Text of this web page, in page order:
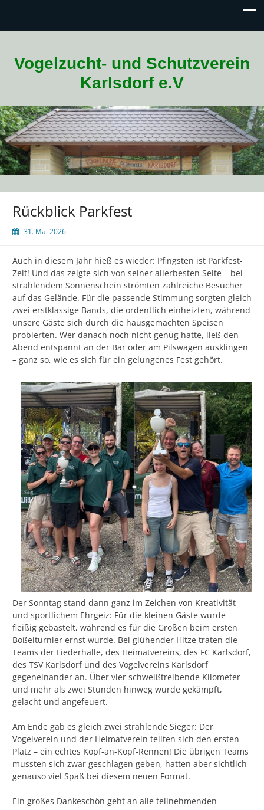
Vogelzucht- und Schutzverein
Karlsdorf e.V
Rückblick Parkfest
31. Mai 2026
Auch in diesem Jahr hieß es wieder: Pfingsten ist Parkfest-
Zeit! Und das zeigte sich von seiner allerbesten Seite – bei
strahlendem Sonnenschein strömten zahlreiche Besucher
auf das Gelände. Für die passende Stimmung sorgten gleich
zwei erstklassige Bands, die ordentlich einheizten, während
unsere Gäste sich durch die hausgemachten Speisen
probierten. Wer danach noch nicht genug hatte, ließ den
Abend entspannt an der Bar oder am Pilswagen ausklingen
– ganz so, wie es sich für ein gelungenes Fest gehört.
Der Sonntag stand dann ganz im Zeichen von Kreativität
und sportlichem Ehrgeiz: Für die kleinen Gäste wurde
fleißig gebastelt, während es für die Großen beim ersten
Boßelturnier ernst wurde. Bei glühender Hitze traten die
Teams der Liederhalle, des Heimatvereins, des FC Karlsdorf,
des TSV Karlsdorf und des Vogelvereins Karlsdorf
gegeneinander an. Über vier schweißtreibende Kilometer
und mehr als zwei Stunden hinweg wurde gekämpft,
gelacht und angefeuert.
Am Ende gab es gleich zwei strahlende Sieger: Der
Vogelverein und der Heimatverein teilten sich den ersten
Platz – ein echtes Kopf-an-Kopf-Rennen! Die übrigen Teams
mussten sich zwar geschlagen geben, hatten aber sichtlich
genauso viel Spaß bei diesem neuen Format.
Ein großes Dankeschön geht an alle teilnehmenden
Notwendig
Diese
sind nicht
optional. Sie
werden
benötigt,
damit die
Website
funktioniert.
Statistik
Mit diesen
Cookies
können wir die
Funktionsweise
und Struktur
der Website auf
Basis der
Nutzung
verbessern.
Erfahrung
Damit unsere
Website
während
Ihres Besuchs
so gut wie
Wenn Sie
diese Cookies
ablehnen,
verschwinden
einige
Funktionen
Website.